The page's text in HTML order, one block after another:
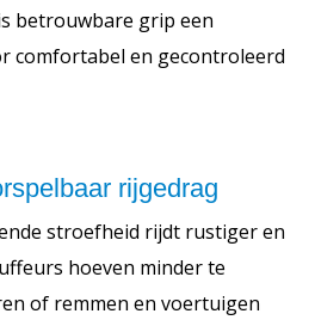
betrouwbare grip een
comfortabel en gecontroleerd
rijgedrag
stroefheid rijdt rustiger en
hoeven minder te
of remmen en voertuigen